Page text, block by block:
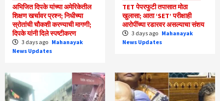
अभिजित दिपके यांच्या अमेरिकेतील
शिक्षण खर्चावर प्रश्न; निधीच्या
स्रोतांची चौकशी करण्याची मागणी;
दिपके यांनी दिले स्पष्टीकरण
3 days ago Mahanayak
News Updates
TET पेपरफुटी तपासात मोठा
खुलासा; आता ‘SET’ परीक्षाही
आरोपींच्या रडारवर असल्याचा संशय
3 days ago Mahanayak
News Updates